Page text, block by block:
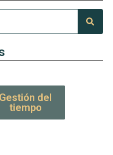
Gestión del
tiempo